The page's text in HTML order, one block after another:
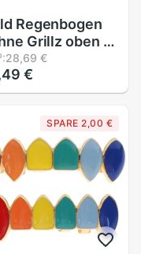
Regenbogen
Grillz oben &
Bunte
Zahn
Vampir
28,69 €
€
SPARE 2,00 €